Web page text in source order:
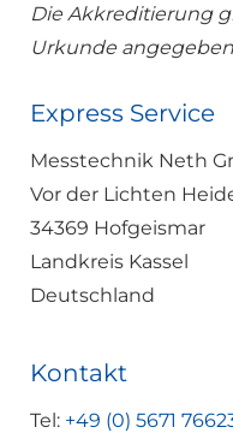
Die Akkreditierung
Urkunde
Express Service
Messtechnik Neth
Vor der Lichten
34369 Hofgeismar
Landkreis Kassel
Deutschland
Kontakt
Tel: +49 (0) 5671